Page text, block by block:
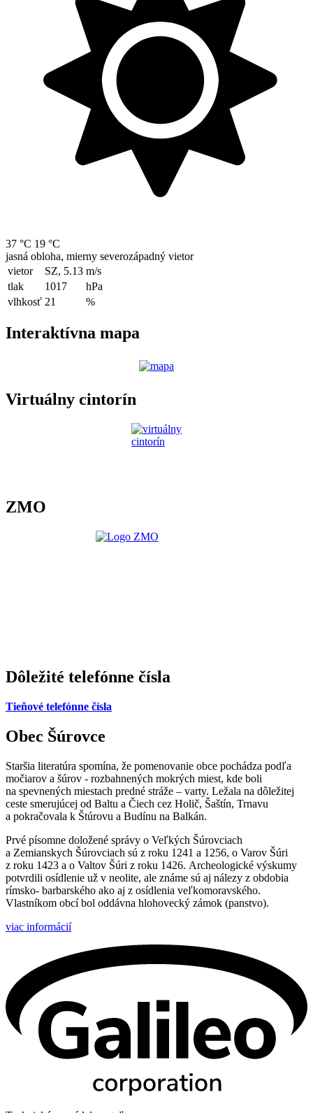
37 °C 19 °C
jasná obloha, mierny severozápadný vietor
vietor
SZ, 5.13 m/s
tlak
1017
hPa
vlhkosť 21 %
Interaktívna mapa
Virtuálny cintorín
ZMO
Dôležité telefónne čísla
Tieňové telefónne čísla
Obec Šúrovce
Staršia literatúra spomína, že pomenovanie obce pochádza podľa
močiarov a šúrov - rozbahnených mokrých miest, kde boli
na spevnených miestach predné stráže – varty. Ležala na dôležitej
ceste smerujúcej od Baltu a Čiech cez Holič, Šaštín, Trnavu
a pokračovala k Štúrovu a Budínu na Balkán.
Prvé písomne doložené správy o Veľkých Šúrovciach
a Zemianskych Šúrovciach sú z roku 1241 a 1256, o Varov Šúri
z roku 1423 a o Valtov Šúri z roku 1426. Archeologické výskumy
potvrdili osídlenie už v neolite, ale známe sú aj nálezy z obdobia
rímsko- barbarského ako aj z osídlenia veľkomoravského.
Vlastníkom obcí bol oddávna hlohovecký zámok (panstvo).
viac informácií